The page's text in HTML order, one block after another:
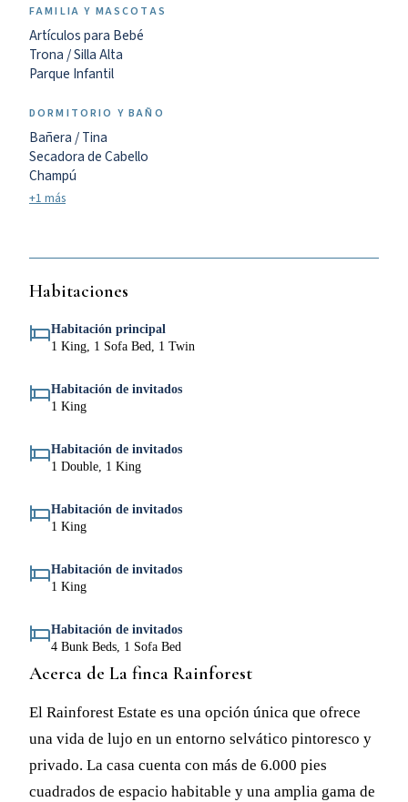
FAMILIA Y MASCOTAS
Artículos para Bebé
Trona / Silla Alta
Parque Infantil
DORMITORIO Y BAÑO
Bañera / Tina
Secadora de Cabello
Champú
+1 más
Habitaciones
Habitación principal
1 King, 1 Sofa Bed, 1 Twin
Habitación de invitados
1 King
Habitación de invitados
1 Double, 1 King
Habitación de invitados
1 King
Habitación de invitados
1 King
Habitación de invitados
4 Bunk Beds, 1 Sofa Bed
Acerca de La finca Rainforest
El Rainforest Estate es una opción única que ofrece
una vida de lujo en un entorno selvático pintoresco y
privado. La casa cuenta con más de 6.000 pies
cuadrados de espacio habitable y una amplia gama de